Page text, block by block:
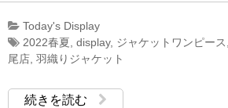
Today's Display
2022春夏, display, ジャケットワンピース,
尾店, 羽織りジャケット
続きを読む